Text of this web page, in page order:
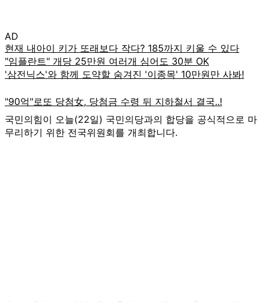
AD
국민의힘이 오늘(22일) 국민의당과의 합당을 공식적으로 마
무리하기 위한 전국위원회를 개최합니다.